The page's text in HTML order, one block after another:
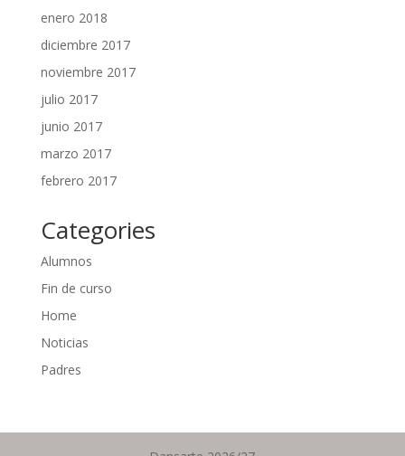
enero 2018
diciembre 2017
noviembre 2017
julio 2017
junio 2017
marzo 2017
febrero 2017
Categories
Alumnos
Fin de curso
Home
Noticias
Padres